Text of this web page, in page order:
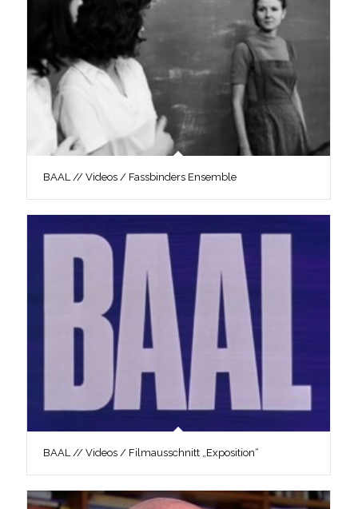
BAAL // Videos / Fassbinders Ensemble
BAAL // Videos / Filmausschnitt „Exposition“